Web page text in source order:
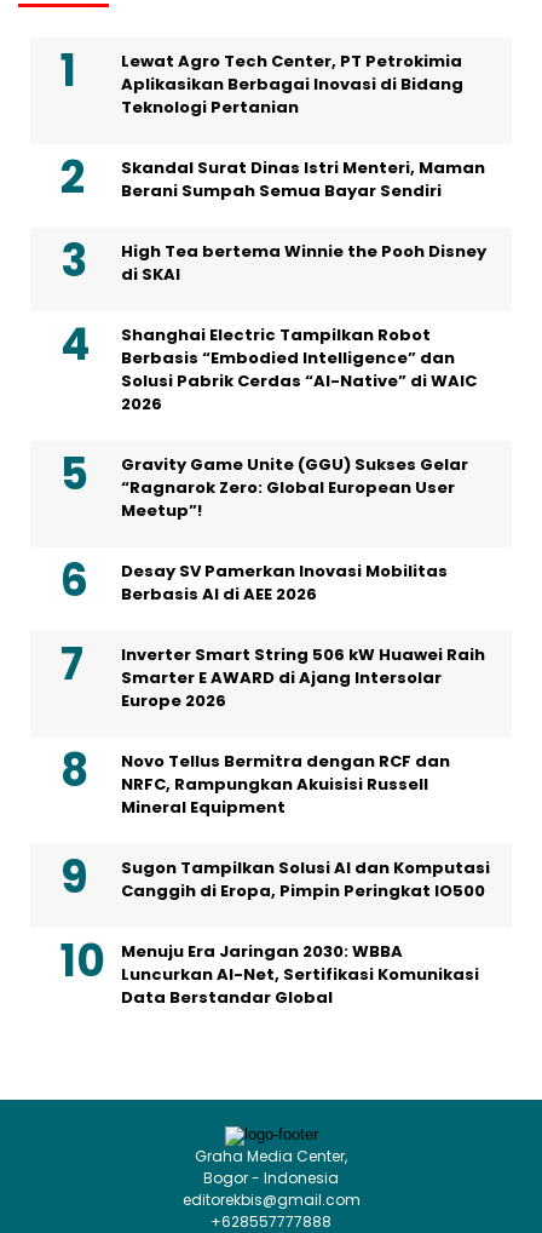
Lewat Agro Tech Center, PT Petrokimia
Aplikasikan Berbagai Inovasi di Bidang
Teknologi Pertanian
Skandal Surat Dinas Istri Menteri, Maman
Berani Sumpah Semua Bayar Sendiri
High Tea bertema Winnie the Pooh Disney
di SKAI
Shanghai Electric Tampilkan Robot
Berbasis “Embodied Intelligence” dan
Solusi Pabrik Cerdas “AI-Native” di WAIC
2026
Gravity Game Unite (GGU) Sukses Gelar
“Ragnarok Zero: Global European User
Meetup”!
Desay SV Pamerkan Inovasi Mobilitas
Berbasis AI di AEE 2026
Inverter Smart String 506 kW Huawei Raih
Smarter E AWARD di Ajang Intersolar
Europe 2026
Novo Tellus Bermitra dengan RCF dan
NRFC, Rampungkan Akuisisi Russell
Mineral Equipment
Sugon Tampilkan Solusi AI dan Komputasi
Canggih di Eropa, Pimpin Peringkat IO500
Menuju Era Jaringan 2030: WBBA
Luncurkan AI-Net, Sertifikasi Komunikasi
Data Berstandar Global
Graha Media Center,
Bogor - Indonesia
editorekbis@gmail.com
+628557777888